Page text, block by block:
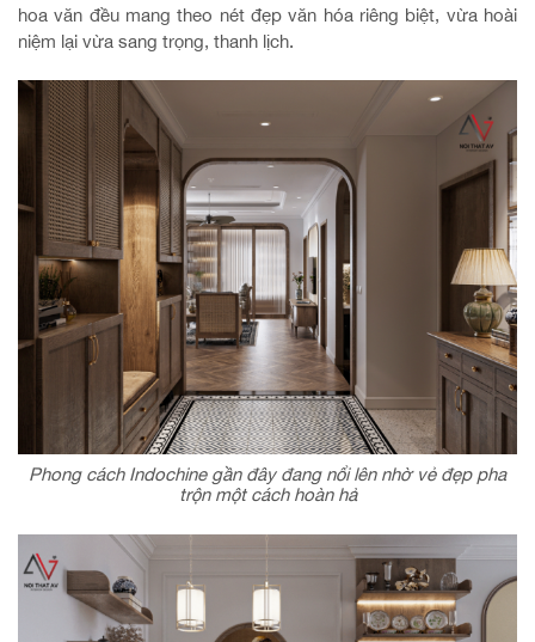
hoa văn đều mang theo nét đẹp văn hóa riêng biệt, vừa hoài
niệm lại vừa sang trọng, thanh lịch.
Phong cách Indochine gần đây đang nổi lên nhờ vẻ đẹp pha
trộn một cách hoàn hả